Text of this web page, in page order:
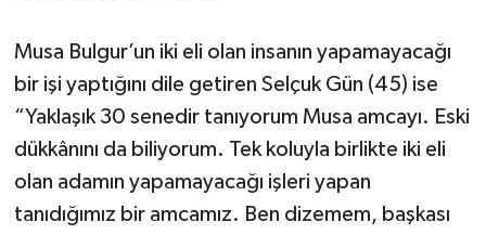
Musa Bulgur’un iki eli olan insanın yapamayacağı
bir işi yaptığını dile getiren Selçuk Gün (45) ise
“Yaklaşık 30 senedir tanıyorum Musa amcayı. Eski
dükkânını da biliyorum. Tek koluyla birlikte iki eli
olan adamın yapamayacağı işleri yapan
tanıdığımız bir amcamız. Ben dizemem, başkası